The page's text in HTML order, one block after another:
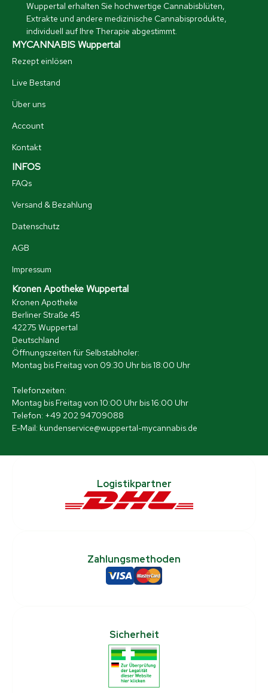
Wuppertal erhalten Sie hochwertige Cannabisblüten,
Extrakte und andere medizinische Cannabisprodukte,
individuell auf Ihre Therapie abgestimmt.
MYCANNABIS Wuppertal
Rezept einlösen
Live Bestand
Über uns
Account
Kontakt
INFOS
FAQs
Versand & Bezahlung
Datenschutz
AGB
Impressum
Kronen Apotheke Wuppertal
Kronen Apotheke
Berliner Straße 45
42275 Wuppertal
Deutschland
Öffnungszeiten für Selbstabholer:
Montag bis Freitag von 09:30 Uhr bis 18:00 Uhr
Telefonzeiten:
Montag bis Freitag von 10:00 Uhr bis 16:00 Uhr
Telefon: +49 202 94709088
E-Mail: kundenservice@wuppertal-mycannabis.de
Logistikpartner
Zahlungsmethoden
Sicherheit